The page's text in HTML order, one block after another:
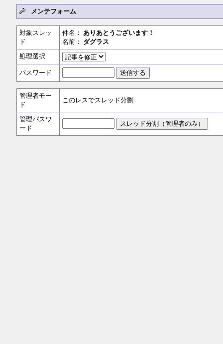
メンテフォーム
対象スレッ
ド
件名： ありあとうございます！
名前： ダグラス
処理選択
パスワード
管理者モー
ド
このレスでスレッド分割
管理パスワ
ード